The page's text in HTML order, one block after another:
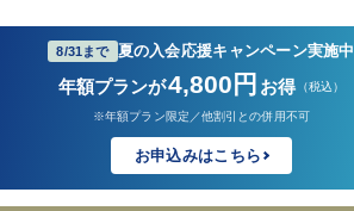
8/31まで 夏の入会応援キャンペーン実施中
年額プランが4,800円 お得 （税込）
※年額プラン限定／他割引との併用不可
お申込みはこちら